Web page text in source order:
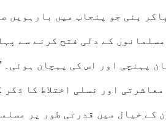
بنی جو پنجاب میں بارہویں
کے دلی فتح کرنے سے
پہنچی اور اس کی پہچان ہوئی۔
اور نسلی اختلاط کا ذکر
کے خیال میں قدرتی طور پر